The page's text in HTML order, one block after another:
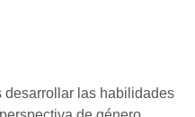
desarrollar las habilidades